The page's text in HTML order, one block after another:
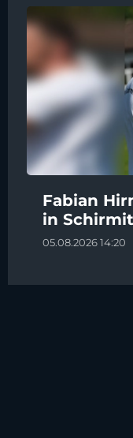
Fabian
in
05.08.2026 14:20